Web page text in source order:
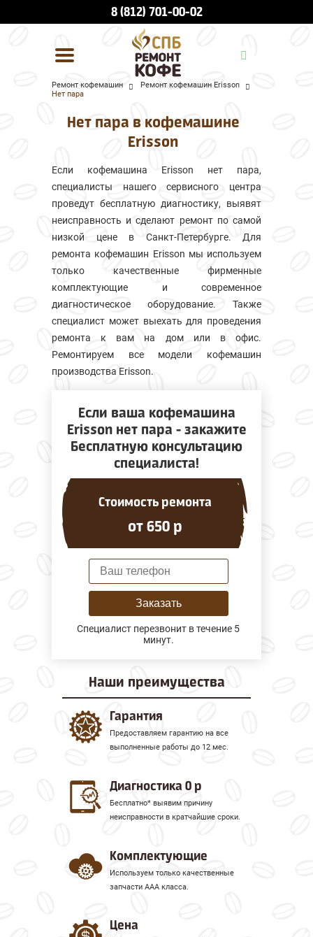
УСЛУГИ И ЦЕНЫ
О КОМПАНИИ
8 (812) 701-00-02
Ремонт кофемашин
Ремонт кофемашин Erisson
Нет пара
Нет пара в кофемашине
Erisson
Если кофемашина Erisson нет пара,
специалисты нашего сервисного центра
проведут бесплатную диагностику, выявят
неисправность и сделают ремонт по самой
низкой цене в Санкт-Петербурге. Для
ремонта кофемашин Erisson мы используем
только качественные фирменные
комплектующие и современное
диагностическое оборудование. Также
специалист может выехать для проведения
ремонта к вам на дом или в офис.
Ремонтируем все модели кофемашин
производства Erisson.
Если ваша кофемашина
Erisson нет пара - закажите
Бесплатную консультацию
специалиста!
Стоимость ремонта
от 650 р
Заказать
Специалист перезвонит в течение 5
минут.
Наши преимущества
Гарантия
Предоставляем гарантию на все
выполненные работы до 12 мес.
Диагностика 0 р
Бесплатно* выявим причину
неисправности в кратчайшие сроки.
Комплектующие
Используем только качественные
запчасти ААА класса.
Цена